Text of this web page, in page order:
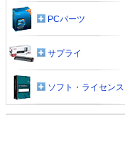
PCパーツ
サプライ
ソフト・ライセンス